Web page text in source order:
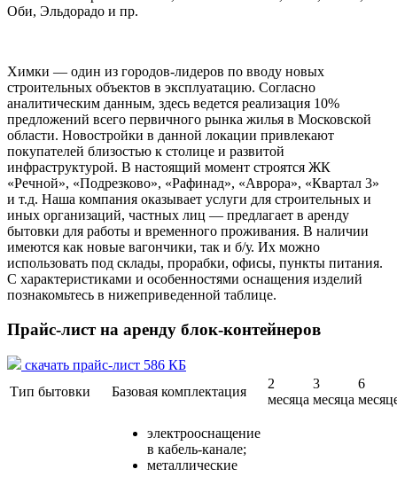
Оби, Эльдорадо и пр.
Химки — один из городов-лидеров по вводу новых
строительных объектов в эксплуатацию. Согласно
аналитическим данным, здесь ведется реализация 10%
предложений всего первичного рынка жилья в Московской
области. Новостройки в данной локации привлекают
покупателей близостью к столице и развитой
инфраструктурой. В настоящий момент строятся ЖК
«Речной», «Подрезково», «Рафинад», «Аврора», «Квартал 3»
и т.д. Наша компания оказывает услуги для строительных и
иных организаций, частных лиц — предлагает в аренду
бытовки для работы и временного проживания. В наличии
имеются как новые вагончики, так и б/у. Их можно
использовать под склады, прорабки, офисы, пункты питания.
С характеристиками и особенностями оснащения изделий
познакомьтесь в нижеприведенной таблице.
Прайс-лист на аренду блок-контейнеров
скачать прайс-лист 586 КБ
Тип бытовки
Базовая комплектация
2
месяца
3
месяца
6
электрооснащение
в кабель-канале;
металлические